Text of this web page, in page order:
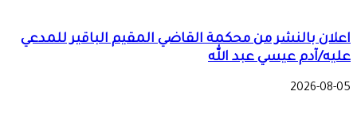
اعلان بالنشر من محكمة القاضي المقيم الباقير للمدعي
عليه/آدم عيسي عبد الله
2026-08-05